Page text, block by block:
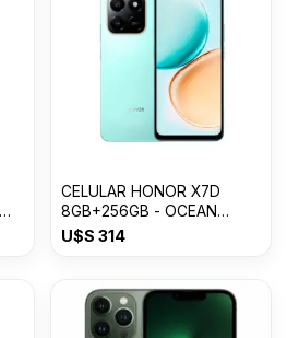
CELULAR HONOR X7D
8GB+256GB - OCEAN
CYAN
U$S 314